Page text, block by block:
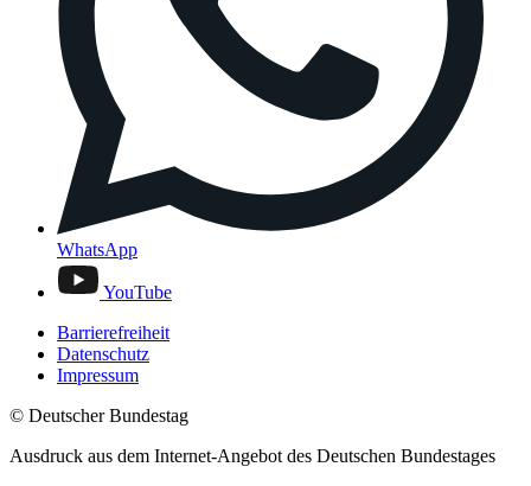
WhatsApp
YouTube
Barrierefreiheit
Datenschutz
Impressum
© Deutscher Bundestag
Ausdruck aus dem Internet-Angebot des Deutschen Bundestages